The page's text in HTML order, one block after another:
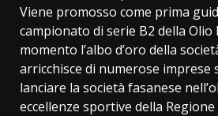
Viene promosso come prima
campionato di serie B2 della Olio
momento l’albo d’oro della
arricchisce di numerose imprese
lanciare la società fasanese
eccellenze sportive della Regione